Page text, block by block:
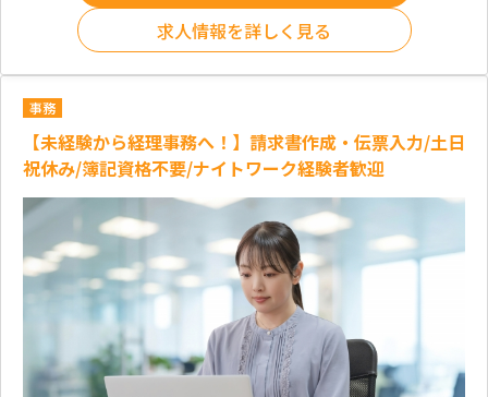
求人情報を詳しく見る
事務
【未経験から経理事務へ！】請求書作成・伝票入力/土日
祝休み/簿記資格不要/ナイトワーク経験者歓迎